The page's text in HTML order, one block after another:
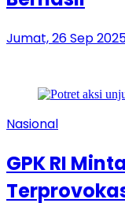
Jumat, 26 Sep
Nasional
GPK RI